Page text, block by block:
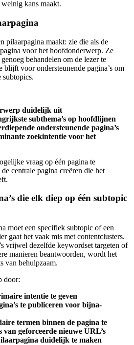
kans maakt.
pilaarpagina maakt: zie die als de
voor het hoofdonderwerp. Ze
behandelen om de lezer te
voor ondersteunende pagina’s om
subtopics.
duidelijk uit
subthema’s op hoofdlijnen
ondersteunende pagina’s
zoekintentie voor het
vraag op één pagina te
centrale pagina creëren die het
die elk diep op één subtopic
moet een specifiek subtopic of een
gaat het vaak mis met contentclusters.
vrijwel dezelfde keywordset targeten of
manieren beantwoorden, wordt het
van behulpzaam.
door:
intentie te geven
te publiceren voor bijna-
termen binnen de pagina te
geforceerde nieuwe URL’s
duidelijk te maken